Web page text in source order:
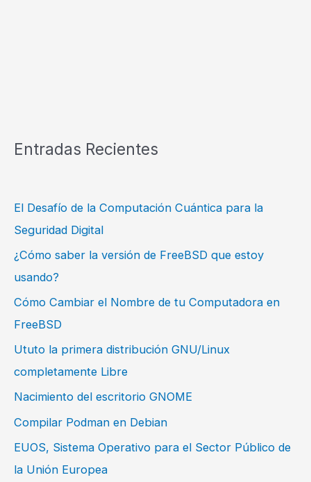
Entradas Recientes
El Desafío de la Computación Cuántica para la
Seguridad Digital
¿Cómo saber la versión de FreeBSD que estoy
usando?
Cómo Cambiar el Nombre de tu Computadora en
FreeBSD
Ututo la primera distribución GNU/Linux
completamente Libre
Nacimiento del escritorio GNOME
Compilar Podman en Debian
EUOS, Sistema Operativo para el Sector Público de
la Unión Europea